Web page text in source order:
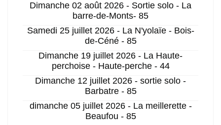
Dimanche 02 août 2026 - Sortie solo - La
barre-de-Monts- 85
Samedi 25 juillet 2026 - La N'yolaïe - Bois-
de-Céné - 85
Dimanche 19 juillet 2026 - La Haute-
perchoise - Haute-perche - 44
Dimanche 12 juillet 2026 - sortie solo -
Barbatre - 85
dimanche 05 juillet 2026 - La meillerette -
Beaufou - 85